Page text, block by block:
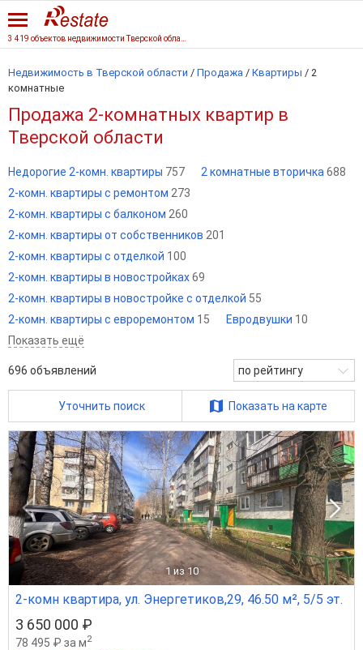
Недвижимость в Тверской области / Продажа / Квартиры / 2
комнатные
Продажа 2-комнатных квартир в
Тверской области
Недорогие 2-комн. квартиры 757 2 комнатные вторичка 688
2-комн. квартиры с ремонтом 273
2-комн. квартиры с балконом 260
2-комн. квартиры от собственников 201
2-комн. квартиры с отделкой 100
2-комн. квартиры в новостройках69
2-комн. квартиры в новостройке с отделкой 55
2-комн. квартиры с евроремонтом 15 Евродвушки 10
Показать ещё
696 объявлений по рейтингу
Уточнить поиск Показать на карте
1 из 10
2-комн квартира, ул. Энергетиков,29, 46.50 м², 5/5 эт.
3 650 000 ₽
78 495 ₽ за м2